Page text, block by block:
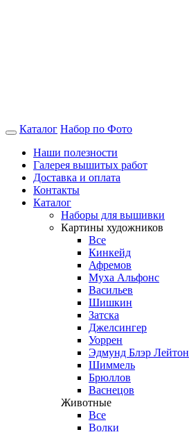
Каталог Набор по Фото
Наши полезности
Галерея вышитых работ
Доставка и оплата
Контакты
Каталог
Наборы для вышивки
Картины художников
Все
Кинкейд
Афремов
Муха Альфонс
Васильев
Шишкин
Затска
Джелсингер
Уоррен
Эдмунд Блэр Лейтон
Шиммель
Брюллов
Васнецов
Животные
Все
Волки